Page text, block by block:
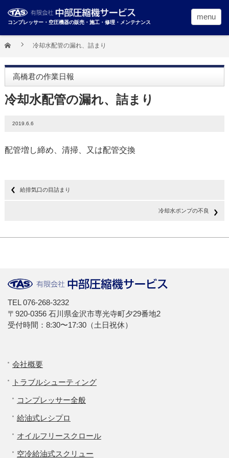
コンプレッサー・空圧機器の販売・施工・修理・メンテナンス
menu
冷却水配管の漏れ、詰まり
高橋君の作業日報
冷却水配管の漏れ、詰まり
2019.6.6
配管増し締め、清掃、又は配管交換
給排気口の目詰まり
冷却水ポンプの不良
TEL 076-268-3232
〒920-0356 石川県金沢市専光寺町夕29番地2
受付時間：8:30〜17:30（土日祝休）
会社概要
トラブルシューティング
コンプレッサー全般
給油式レシプロ
オイルフリースクロール
空冷給油式スクリュー